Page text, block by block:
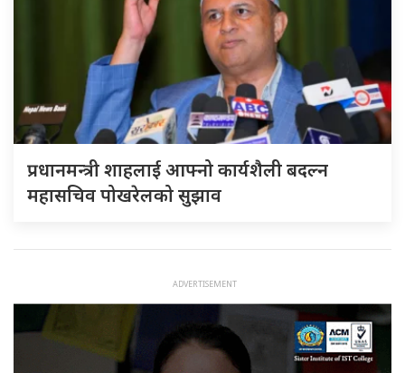
प्रधानमन्त्री शाहलाई आफ्नो कार्यशैली बदल्न
महासचिव पोखरेलको सुझाव